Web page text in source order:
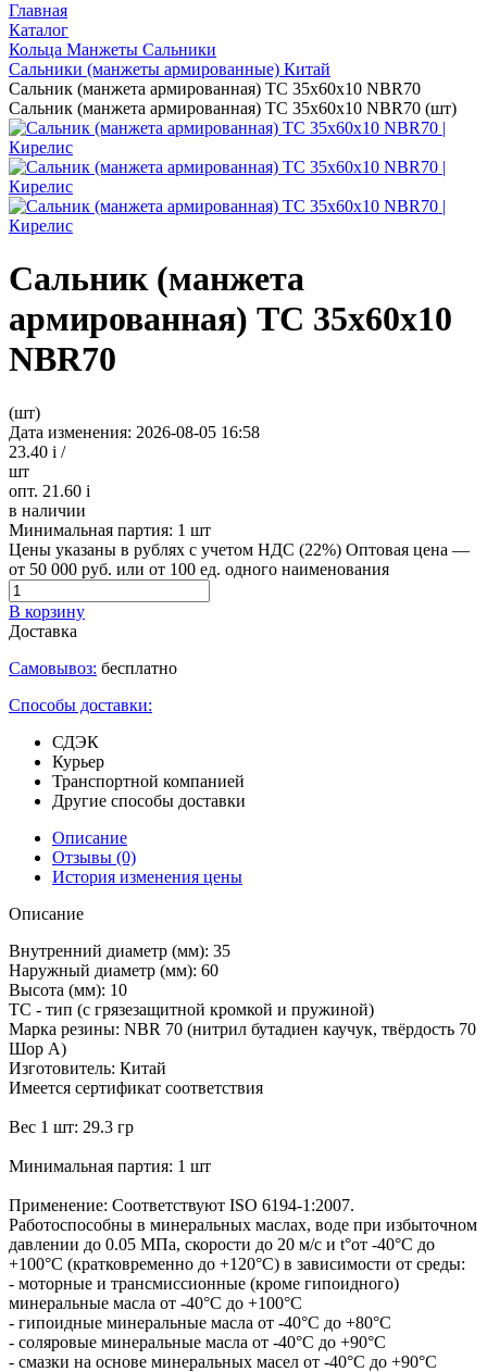
Главная
Каталог
Кольца Манжеты Сальники
Сальники (манжеты армированные) Китай
Сальник (манжета армированная) TC 35х60х10 NBR70
Сальник (манжета армированная) TC 35х60х10 NBR70 (шт)
Сальник (манжета
армированная) TC 35х60х10
NBR70
(шт)
Дата изменения: 2026-08-05 16:58
23.40 i /
шт
опт. 21.60 i
в наличии
Минимальная партия: 1 шт
Цены указаны в рублях с учетом НДС (22%) Оптовая цена —
от 50 000 руб. или от 100 ед. одного наименования
В корзину
Доставка
Самовывоз: бесплатно
Способы доставки:
СДЭК
Курьер
Транспортной компанией
Другие способы доставки
Описание
Отзывы (0)
История изменения цены
Описание
Внутренний диаметр (мм): 35
Наружный диаметр (мм): 60
Высота (мм): 10
TC - тип (с грязезащитной кромкой и пружиной)
Марка резины: NBR 70 (нитрил бутадиен каучук, твёрдость 70
Шор А)
Изготовитель: Китай
Имеется сертификат соответствия
Вес 1 шт: 29.3 гр
Минимальная партия: 1 шт
Применение: Соответствуют ISO 6194-1:2007.
Работоспособны в минеральных маслах, воде при избыточном
давлении до 0.05 МПа, скорости до 20 м/с и t°от -40°С до
+100°С (кратковременно до +120°С) в зависимости от среды:
- моторные и трансмиссионные (кроме гипоидного)
минеральные масла от -40°С до +100°С
- гипоидные минеральные масла от -40°С до +80°С
- соляровые минеральные масла от -40°С до +90°С
- смазки на основе минеральных масел от -40°С до +90°С